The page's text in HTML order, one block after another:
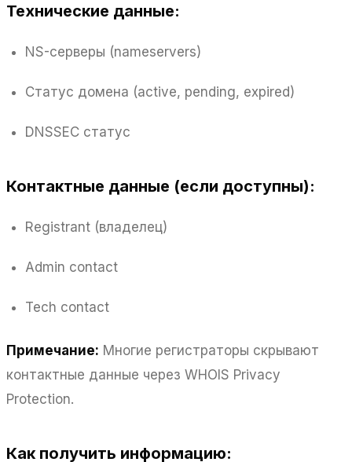
Технические данные:
NS-серверы (nameservers)
Статус домена (active, pending, expired)
DNSSEC статус
Контактные данные (если доступны):
Registrant (владелец)
Admin contact
Tech contact
Примечание: Многие регистраторы скрывают
контактные данные через WHOIS Privacy
Protection.
Как получить информацию: